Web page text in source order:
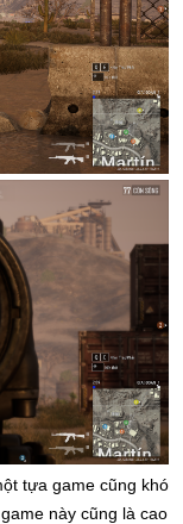
tựa game cũng khó
này cũng là cao